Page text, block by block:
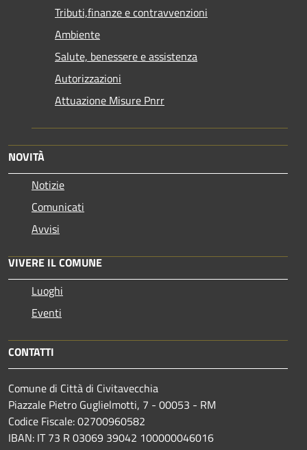
Tributi,finanze e contravvenzioni
Ambiente
Salute, benessere e assistenza
Autorizzazioni
Attuazione Misure Pnrr
NOVITÀ
Notizie
Comunicati
Avvisi
VIVERE IL COMUNE
Luoghi
Eventi
CONTATTI
Comune di Città di Civitavecchia
Piazzale Pietro Guglielmotti, 7 - 00053 - RM
Codice Fiscale: 02700960582
IBAN: IT 73 R 03069 39042 100000046016